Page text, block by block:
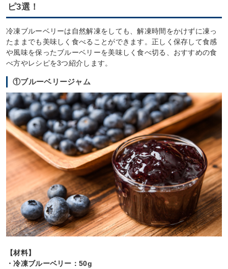
ピ3選！
冷凍ブルーベリーは自然解凍をしても、解凍時間をかけずに凍っ
たままでも美味しく食べることができます。正しく保存して食感
や風味を保ったブルーベリーを美味しく食べ切る、おすすめの食
べ方やレシピを3つ紹介します。
①ブルーベリージャム
【材料】
・冷凍ブルーベリー：50g